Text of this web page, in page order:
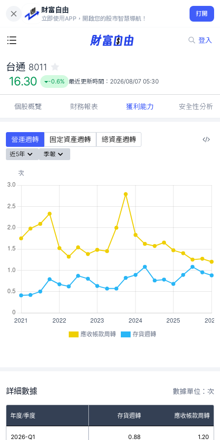
財富自由
立即使用APP，開啟您的股市智慧導航！
打開
登入
16.30
-0.6%
台通 8011
16.30 -0.6% 最近更新時間： 2026/08/07 05:30
個股概覽 財務報表 獲利能力 安全性分析
營運週轉 固定資產週轉 總資產週轉
近5年 季報
應收帳款周轉 存貨週轉
詳細數據 數據單位：次
年度/季度 存貨週轉 應收帳款周轉
2026-Q1 0.88 1.20